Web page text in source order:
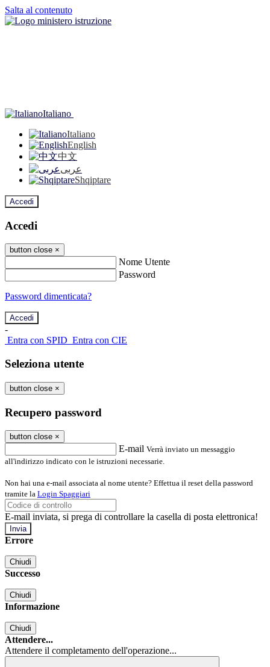
Salta al contenuto
Italiano
Italiano
English
中文
عربى
Shqiptare
Accedi
Accedi
button close ×
Nome Utente
Password
Password dimenticata?
-
Entra con SPID Entra con CIE
Seleziona utente
button close ×
Recupero password
button close ×
E-mail Verrà inviato un messaggio
all'indirizzo indicato con le istruzioni necessarie.
Non hai una e-mail associata al nome utente? Effettua il reset della password
tramite la Login Spaggiari
E-mail inviata, si prega di controllare la casella di posta elettronica!
Errore
Chiudi
Successo
Chiudi
Informazione
Chiudi
Attendere...
Attendere il completamento dell'operazione...